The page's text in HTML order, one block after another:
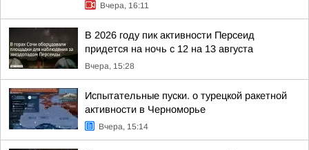
Вчера, 16:11
В 2026 году пик активности Персеид
придется на ночь с 12 на 13 августа
Вчера, 15:28
Испытательные пуски. о турецкой ракетной
активности в Черноморье
Вчера, 15:14